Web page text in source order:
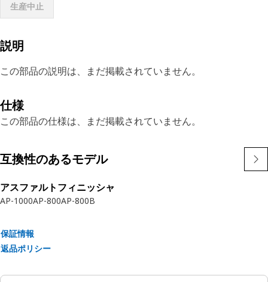
生産中止
説明
この部品の説明は、まだ掲載されていません。
仕様
この部品の仕様は、まだ掲載されていません。
互換性のあるモデル
アスファルトフィニッシャ
AP-1000AP-800AP-800B
保証情報
返品ポリシー